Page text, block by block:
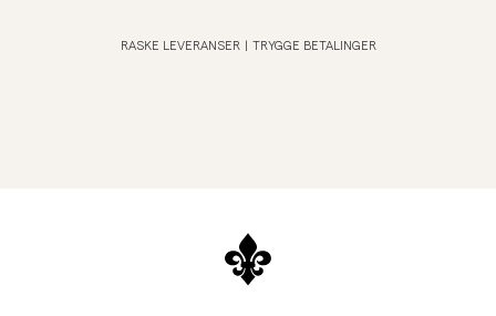
RASKE LEVERANSER TRYGGE BETALINGER